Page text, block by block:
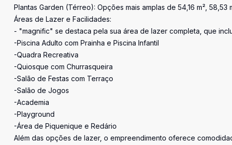
Plantas Garden (Térreo): Opções mais amplas de 54,16 m², 58,53
Áreas de Lazer e Facilidades:
- "magnific" se destaca pela sua área de lazer completa, que
-Piscina Adulto com Prainha e Piscina Infantil
-Quadra Recreativa
-Quiosque com Churrasqueira
-Salão de Festas com Terraço
-Salão de Jogos
-Academia
-Playground
-Área de Piquenique e Redário
Além das opções de lazer, o empreendimento oferece